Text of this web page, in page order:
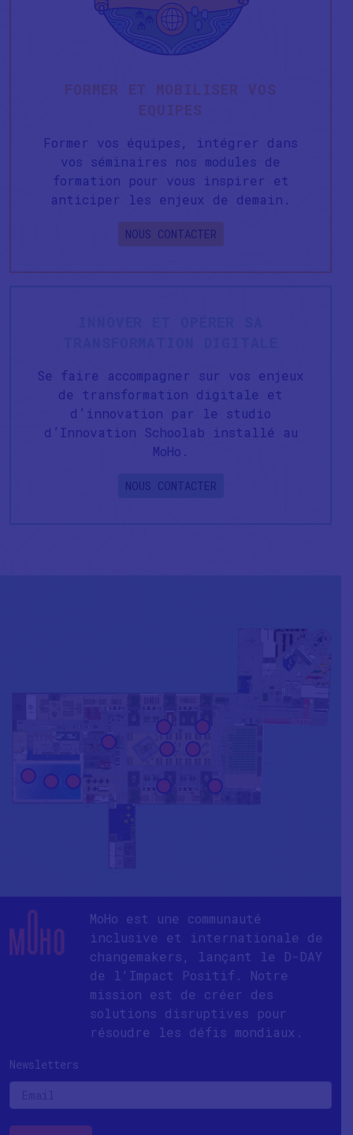
FORMER ET MOBILISER VOS
EQUIPES
Former vos équipes, intégrer dans
vos séminaires nos modules de
formation pour vous inspirer et
anticiper les enjeux de demain.
NOUS CONTACTER
Se faire accompagner sur vos enjeux
de transformation digitale et
d’innovation par le studio
d’Innovation Schoolab installé au
MoHo.
NOUS CONTACTER
MoHo est une communauté
inclusive et internationale de
changemakers, lançant le D-DAY
de l'Impact Positif. Notre
mission est de créer des
solutions disruptives pour
résoudre les défis mondiaux.
Newsletters